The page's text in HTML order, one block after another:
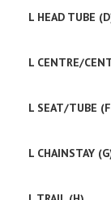
L HEAD TUBE
L CENTRE/
L SEAT/TUBE
L CHAINSTAY